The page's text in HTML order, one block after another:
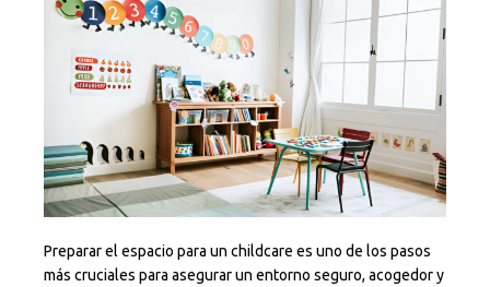
Preparar el espacio para un childcare es uno de los pasos
más cruciales para asegurar un entorno seguro, acogedor y